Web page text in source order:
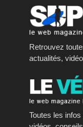
Retrouvez
actualités,
Toutes les